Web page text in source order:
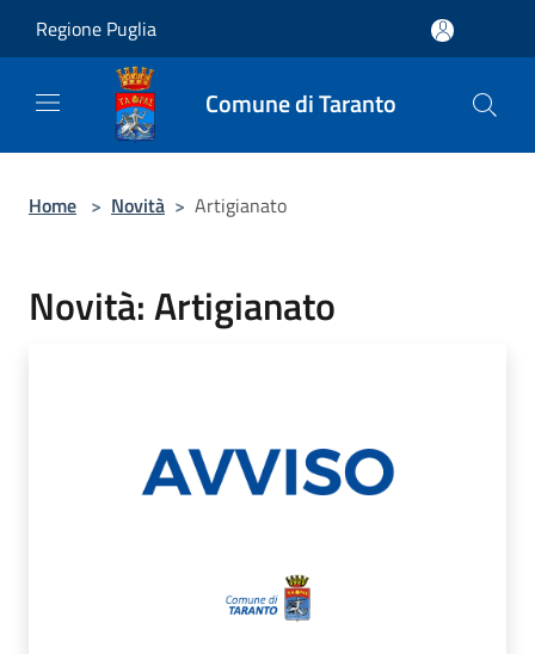
Regione Puglia
Comune di Taranto
Home > Novità > Artigianato
Novità: Artigianato